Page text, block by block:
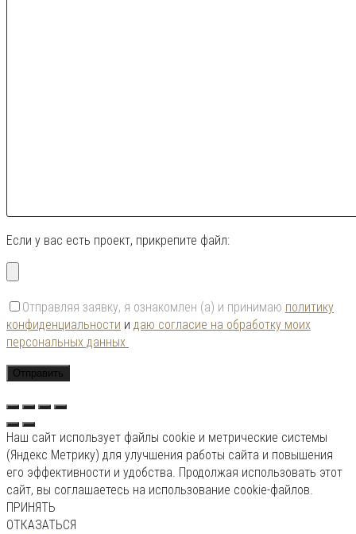
Если у вас есть проект, прикрепите файл:
Отправляя заявку, я ознакомлен (а) и принимаю политику
конфиденциальности и даю согласие на обработку моих
персональных данных
Наш сайт использует файлы cookie и метрические системы
(Яндекс Метрику) для улучшения работы сайта и повышения
его эффективности и удобства. Продолжая использовать этот
сайт, вы соглашаетесь на использование cookie-файлов.
ПРИНЯТЬ
ОТКАЗАТЬСЯ